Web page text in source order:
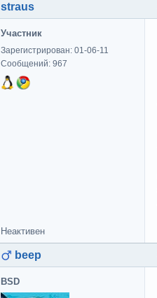
straus
Участник
Зарегистрирован: 01-06-11
Сообщений: 967
Неактивен
beep
BSD